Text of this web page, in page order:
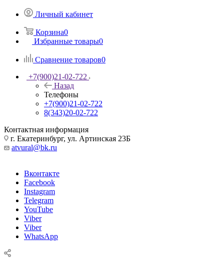
Личный кабинет
Корзина0
Избранные товары0
Сравнение товаров0
+7(900)21-02-722
Назад
Телефоны
+7(900)21-02-722
8(343)20-02-722
Контактная информация
г. Екатеринбург, ул. Артинская 23Б
atvural@bk.ru
Вконтакте
Facebook
Instagram
Telegram
YouTube
Viber
Viber
WhatsApp